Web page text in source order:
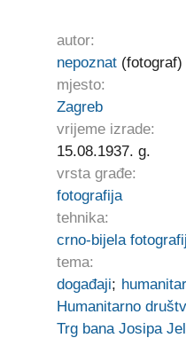
autor:
nepoznat(fotograf)
mjesto:
Zagreb
vrijeme izrade:
15.08.1937. g.
vrsta građe:
fotografija
tehnika:
crno-bijela
tema:
događaji;
Humanitarno
Trg bana Josipa